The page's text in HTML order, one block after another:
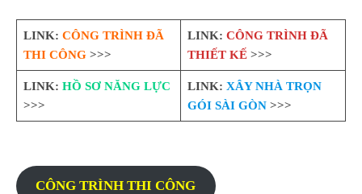
LINK: CÔNG TRÌNH ĐÃ
THI CÔNG>>>
LINK: CÔNG TRÌNH ĐÃ
THIẾT KẾ>>>
LINK: HỒ SƠ NĂNG LỰC
>>>
LINK: XÂY NHÀ TRỌN
GÓI SÀI GÒN>>>
CÔNG TRÌNH THI CÔNG